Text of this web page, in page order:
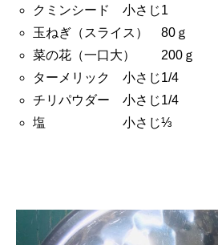
クミンシード 小さじ1
玉ねぎ（スライス） 80ｇ
菜の花（一口大） 200ｇ
ターメリック 小さじ1/4
チリパウダー 小さじ1/4
塩 小さじ⅓